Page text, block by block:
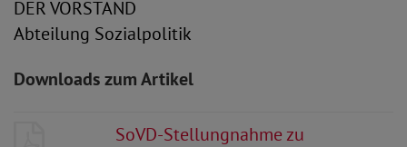
DER VORSTAND
Abteilung Sozialpolitik
Downloads zum Artikel
SoVD-Stellungnahme zu